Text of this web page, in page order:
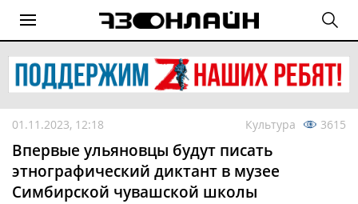
01.11.2023, 12:18 Культура 3615
Впервые ульяновцы будут писать
этнографический диктант в музее
Симбирской чувашской школы